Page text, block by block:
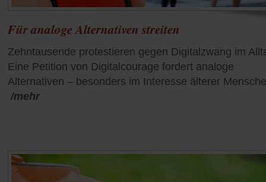
Für analoge Alternativen streiten
Zehntausende protestieren gegen Digitalzwang im
Eine Petition von Digitalcourage fordert analoge
Alternativen – besonders im Interesse älterer
/mehr